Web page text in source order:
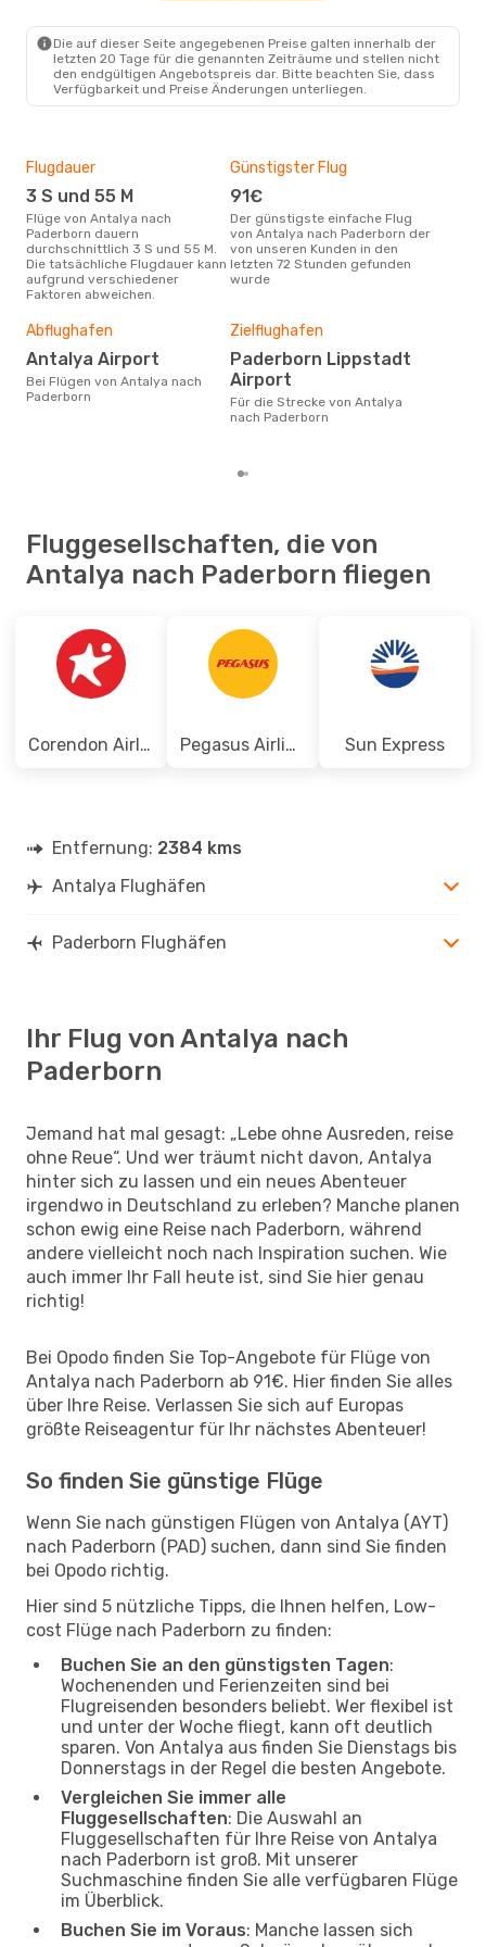
Die auf dieser Seite angegebenen Preise galten innerhalb der
letzten 20 Tage für die genannten Zeiträume und stellen nicht
den endgültigen Angebotspreis dar. Bitte beachten Sie, dass
Verfügbarkeit und Preise Änderungen unterliegen.
Flugdauer
3 S und 55 M
Flüge von Antalya nach
Paderborn dauern
durchschnittlich 3 S und 55 M.
Die tatsächliche Flugdauer kann
aufgrund verschiedener
Faktoren abweichen.
Günstigster Flug
91€
Der günstigste einfache Flug
von Antalya nach Paderborn der
von unseren Kunden in den
letzten 72 Stunden gefunden
wurde
Abflughafen
Antalya Airport
Bei Flügen von Antalya nach
Paderborn
Zielflughafen
Paderborn Lippstadt
Airport
Für die Strecke von Antalya
nach Paderborn
Fluggesellschaften, die von
Antalya nach Paderborn fliegen
Corendon Airlines Pegasus Airlines Sun Express
Entfernung: 2384 kms
Antalya Flughäfen
Paderborn Flughäfen
Ihr Flug von Antalya nach
Paderborn
Jemand hat mal gesagt: „Lebe ohne Ausreden, reise
ohne Reue“. Und wer träumt nicht davon, Antalya
hinter sich zu lassen und ein neues Abenteuer
irgendwo in Deutschland zu erleben? Manche planen
schon ewig eine Reise nach Paderborn, während
andere vielleicht noch nach Inspiration suchen. Wie
auch immer Ihr Fall heute ist, sind Sie hier genau
richtig!
Bei Opodo finden Sie Top-Angebote für Flüge von
Antalya nach Paderborn ab 91€. Hier finden Sie alles
über Ihre Reise. Verlassen Sie sich auf Europas
größte Reiseagentur für Ihr nächstes Abenteuer!
So finden Sie günstige Flüge
Wenn Sie nach günstigen Flügen von Antalya (AYT)
nach Paderborn (PAD) suchen, dann sind Sie finden
bei Opodo richtig.
Hier sind 5 nützliche Tipps, die Ihnen helfen, Low-
cost Flüge nach Paderborn zu finden:
Buchen Sie an den günstigsten Tagen:
Wochenenden und Ferienzeiten sind bei
Flugreisenden besonders beliebt. Wer flexibel ist
und unter der Woche fliegt, kann oft deutlich
sparen. Von Antalya aus finden Sie Dienstags bis
Donnerstags in der Regel die besten Angebote.
Vergleichen Sie immer alle
Fluggesellschaften: Die Auswahl an
Fluggesellschaften für Ihre Reise von Antalya
nach Paderborn ist groß. Mit unserer
Suchmaschine finden Sie alle verfügbaren Flüge
im Überblick.
Buchen Sie im Voraus: Manche lassen sich